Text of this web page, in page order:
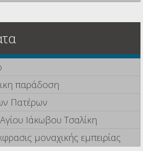
παράδοση
Πατέρων
Ιάκωβου Τσαλίκη
μοναχικής εμπειρίας